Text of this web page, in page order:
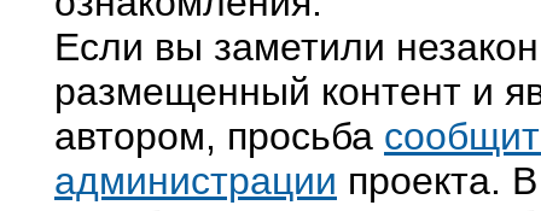
Если вы заметили
размещенный контент и
автором, просьба
администрации проекта.